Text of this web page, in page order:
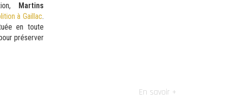
Martins
à Gaillac.
en toute
préserver
En savoir +